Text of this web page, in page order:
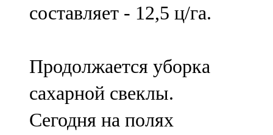
составляет - 12,5 ц/га.
Продолжается уборка
сахарной свеклы.
Сегодня на полях